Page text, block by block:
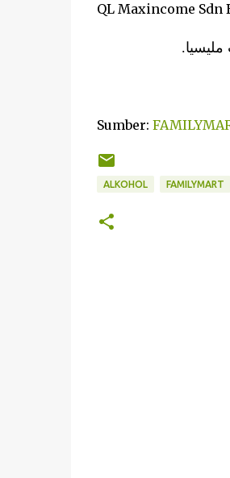
QL Maxincome
Sumber:
ALKOHOL FAMILYMART